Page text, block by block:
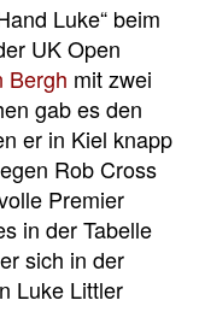
Luke“ beim
UK Open
Bergh mit zwei
gab es den
er in Kiel knapp
Rob Cross
Premier
in der Tabelle
sich in der
Luke Littler